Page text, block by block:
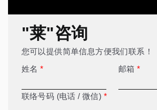
"莱"咨询
您可以提供简单信息方便我们联系！
姓名 * 邮箱*
联络号码 (电话 / 微信) *